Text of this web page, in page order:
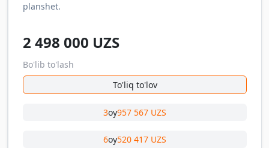
planshet.
2 498 000 UZS
Bo'lib to'lash
To'liq to'lov
3oy957 567 UZS
6oy520 417 UZS